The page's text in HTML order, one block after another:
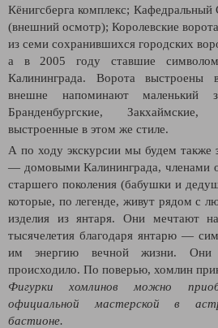
Кёнигсберга комплекс;
(внешний осмотр); Королевские
из семи сохранившихся городских
а в 2005 году ставшие символом
Калининграда. Ворота выстроены
внешне напоминают маленький
Бранденбургские,
выстроенные в этом же стиле.
А по ходу экскурсии мы будем также
— домовыми Калининграда, членами
старшего поколения (бабушки и
которые, по легенде, живут рядом с
изделия из янтаря. Они мечтают
тысячелетия благодаря янтарю —
им энергию вечной жизни. Они
происходило. По поверью, хомлин
Фигурки хомлинов можно
официальной мастерской в
бастионе.